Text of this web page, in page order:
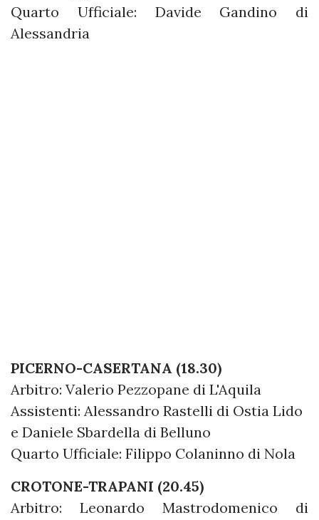
Quarto Ufficiale: Davide Gandino di
Alessandria
PICERNO-CASERTANA (18.30)
Arbitro: Valerio Pezzopane di L'Aquila
Assistenti: Alessandro Rastelli di Ostia Lido
e Daniele Sbardella di Belluno
Quarto Ufficiale: Filippo Colaninno di Nola
CROTONE-TRAPANI (20.45)
Arbitro: Leonardo Mastrodomenico di